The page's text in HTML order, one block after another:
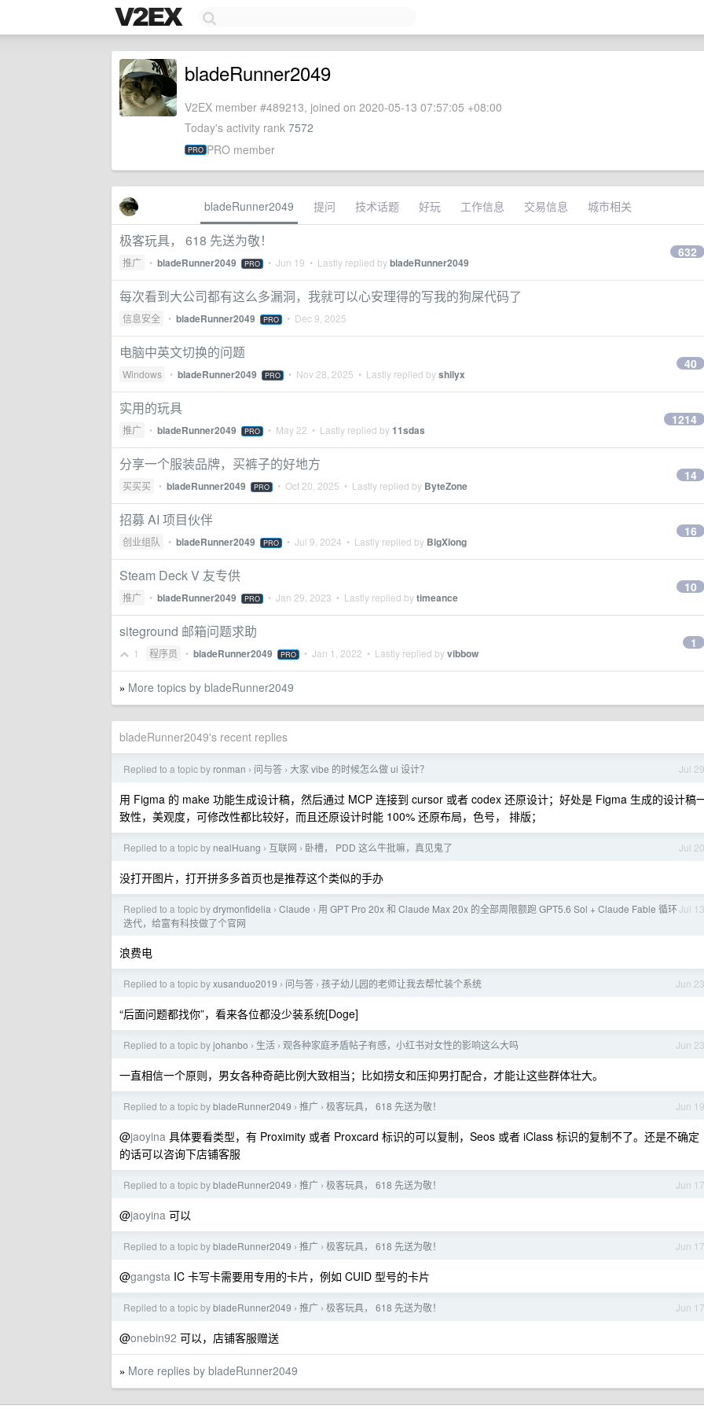
bladeRunner2049
V2EX member #489213, joined on 2020-05-13 07:57:05 +08:00
Today's activity rank 7572
PRO PRO member
bladeRunner2049 提问 技术话题 好玩 工作信息 交易信息 城市相关
极客玩具， 618 先送为敬！
推广 • bladeRunner2049 PRO • Jun 19 • Lastly replied bybladeRunner2049
632
每次看到大公司都有这么多漏洞，我就可以心安理得的写我的狗屎代码了
信息安全 • bladeRunner2049 PRO • Dec 9, 2025
电脑中英文切换的问题
Windows • bladeRunner2049 PRO • Nov 28, 2025 • Lastly replied byshilyx
40
实用的玩具
推广 • bladeRunner2049 PRO • May 22 • Lastly replied by11sdas
1214
分享一个服装品牌，买裤子的好地方
买买买 • bladeRunner2049 PRO • Oct 20, 2025 • Lastly replied by ByteZone
14
招募 AI 项目伙伴
创业组队 • bladeRunner2049 PRO • Jul 9, 2024 • Lastly replied by BigXiong
16
Steam Deck V 友专供
推广 • bladeRunner2049 PRO • Jan 29, 2023 • Lastly replied bytimeance
10
siteground 邮箱问题求助
1 程序员 • bladeRunner2049 PRO • Jan 1, 2022 • Lastly replied byvibbow
1
» More topics by bladeRunner2049
bladeRunner2049's recent replies
Jul 29
Replied to a topic by ronman › 问与答 › 大家 vibe 的时候怎么做 ui 设计？
用 Figma 的 make 功能生成设计稿，然后通过 MCP 连接到 cursor 或者 codex 还原设计；好处是 Figma 生成的设计稿
致性，美观度，可修改性都比较好，而且还原设计时能 100% 还原布局，色号， 排版；
Jul 20
Replied to a topic by nealHuang › 互联网 › 卧槽， PDD 这么牛批嘛，真见鬼了
没打开图片，打开拼多多首页也是推荐这个类似的手办
Jul 13
Replied to a topic bydrymonfidelia › Claude › 用 GPT Pro 20x 和 Claude Max 20x 的全部周限额跑 GPT5.6 Sol + Claude Fable 循环
迭代，给富有科技做了个官网
浪费电
Jun 23
Replied to a topic byxusanduo2019 › 问与答 › 孩子幼儿园的老师让我去帮忙装个系统
“后面问题都找你”，看来各位都没少装系统[Doge]
Jun 23
Replied to a topic byjohanbo › 生活 › 观各种家庭矛盾帖子有感，小红书对女性的影响这么大吗
一直相信一个原则，男女各种奇葩比例大致相当；比如捞女和压抑男打配合，才能让这些群体壮大。
Jun 19
Replied to a topic bybladeRunner2049 › 推广 › 极客玩具， 618 先送为敬！
@jaoyina 具体要看类型，有 Proximity 或者 Proxcard 标识的可以复制，Seos 或者 iClass 标识的复制不了。还是不确定
的话可以咨询下店铺客服
Jun 17
Replied to a topic bybladeRunner2049 › 推广 › 极客玩具， 618 先送为敬！
@jaoyina 可以
Jun 17
Replied to a topic bybladeRunner2049 › 推广 › 极客玩具， 618 先送为敬！
@gangsta IC 卡写卡需要用专用的卡片，例如 CUID 型号的卡片
Jun 17
Replied to a topic bybladeRunner2049 › 推广 › 极客玩具， 618 先送为敬！
@onebin92 可以，店铺客服赠送
» More replies by bladeRunner2049